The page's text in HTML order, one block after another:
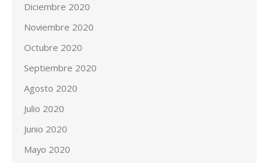
Diciembre 2020
Noviembre 2020
Octubre 2020
Septiembre 2020
Agosto 2020
Julio 2020
Junio 2020
Mayo 2020